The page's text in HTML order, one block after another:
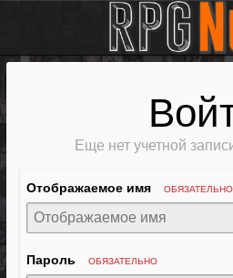
Еще нет учетной
Отображаемое имя ОБЯЗАТЕЛЬНО
Пароль ОБЯЗАТЕЛЬНО